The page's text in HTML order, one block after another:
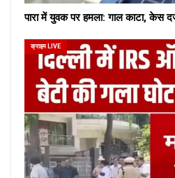
पारा में युवक पर हमला: गाल काटा, केस
क्राइम LIVE